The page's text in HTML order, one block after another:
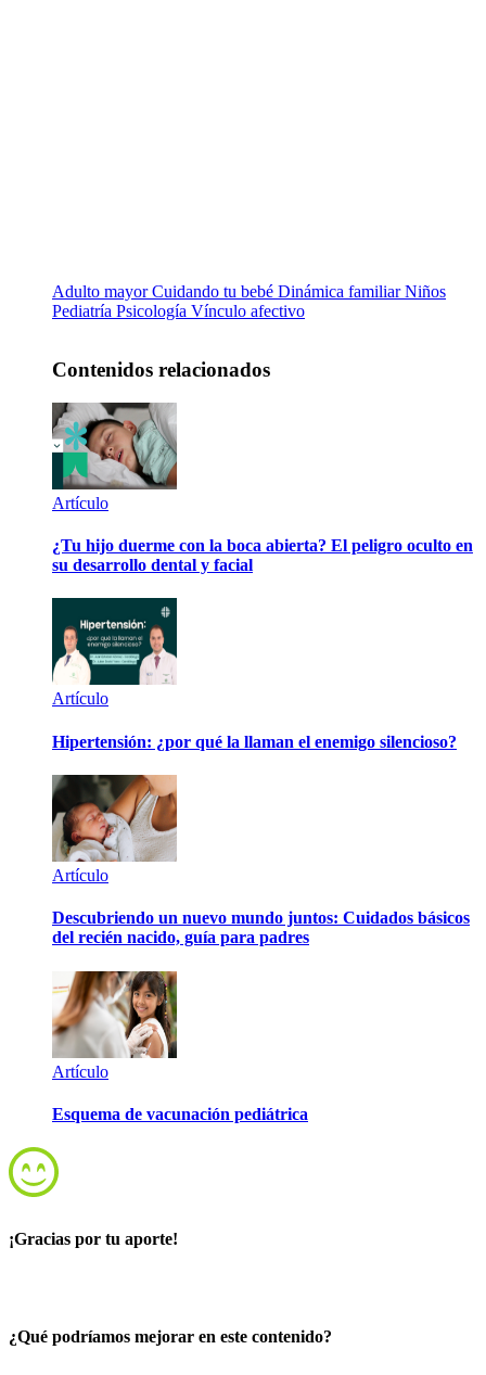
Adulto mayorCuidando tu bebé Dinámica familiarNiños
Pediatría Psicología Vínculo afectivo
Contenidos relacionados
Artículo
¿Tu hijo duerme con la boca abierta? El peligro oculto en
su desarrollo dental y facial
Artículo
Hipertensión: ¿por qué la llaman el enemigo silencioso?
Artículo
Descubriendo un nuevo mundo juntos: Cuidados básicos
del recién nacido, guía para padres
Artículo
Esquema de vacunación pediátrica
¡Gracias por tu aporte!
¿Qué podríamos mejorar en este contenido?